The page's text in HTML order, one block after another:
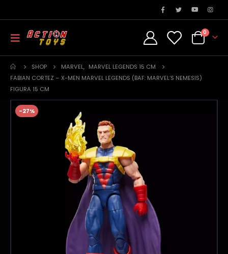
0
SHOP MARVEL, MARVEL LEGENDS 15 CM
FABIAN CORTEZ – X-MEN MARVEL LEGENDS (BAF: MARVEL’S NEMESIS)
FIGURA 15 CM
-27%